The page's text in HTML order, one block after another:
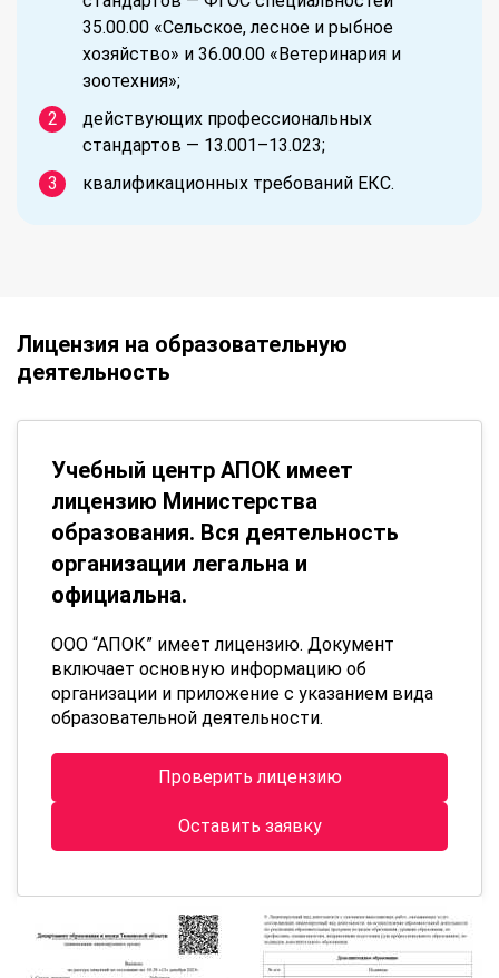
35.00.00 «Сельское, лесное и рыбное
хозяйство» и 36.00.00 «Ветеринария и
зоотехния»;
действующих профессиональных
стандартов — 13.001–13.023;
квалификационных требований ЕКС.
Лицензия на образовательную
деятельность
Учебный центр АПОК имеет
лицензию Министерства
образования. Вся деятельность
организации легальна и
официальна.
ООО “АПОК” имеет лицензию. Документ
включает основную информацию об
организации и приложение с указанием вида
образовательной деятельности.
Проверить лицензию
Оставить заявку